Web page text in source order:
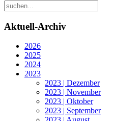
Aktuell-Archiv
2026
2025
2024
2023
2023 | Dezember
2023 | November
2023 | Oktober
2023 | September